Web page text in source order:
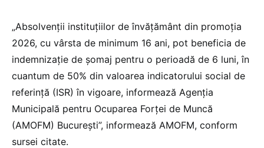
„Absolvenţii instituţiilor de învăţământ din promoţia
2026, cu vârsta de minimum 16 ani, pot beneficia de
indemnizaţie de şomaj pentru o perioadă de 6 luni, în
cuantum de 50% din valoarea indicatorului social de
referinţă (ISR) în vigoare, informează Agenţia
Municipală pentru Ocuparea Forţei de Muncă
(AMOFM) Bucureşti”, informează AMOFM, conform
sursei citate.